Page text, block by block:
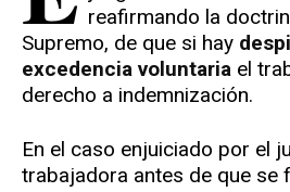
reafirmando la
Supremo, de que si hay
excedencia voluntaria el
derecho a indemnización.
En el caso enjuiciado por el
trabajadora antes de que se